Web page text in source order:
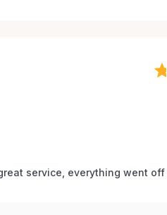
service, everything went